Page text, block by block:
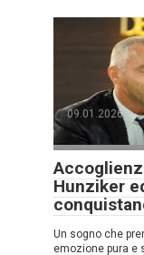
09.01.2026
Hunziker
Un sogno che
emozione pura e